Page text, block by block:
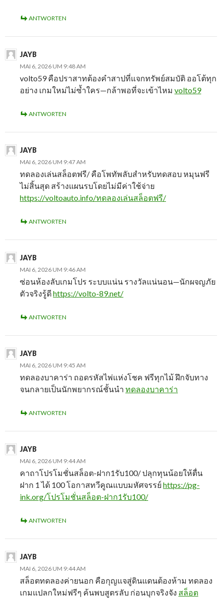
ANTWORTEN
JAYB
MAI 6, 2026 UM 9:48 AM
volto59 คือปราสาทต้องคำสาปที่แจกทรัพย์สมบัติ ออโต้ทุก
อย่าง เกมใหม่ไม่ซ้ำใคร—กล้าพอที่จะเข้าไหม volto59
ANTWORTEN
JAYB
MAI 6, 2026 UM 9:47 AM
ทดลองเล่นสล็อตฟรี/ คือโพทัพลับสำหรับทดสอบ หมุนฟรี
ไม่สิ้นสุด สร้างแผนรบโดยไม่มีค่าใช้จ่าย
https://voltoauto.info/ทดลองเล่นสล็อตฟรี/
ANTWORTEN
JAYB
MAI 6, 2026 UM 9:46 AM
ซ่อนห้องลับเกมโปร ระบบแน่น รางวัลแน่นอน—นักผจญภัย
ตัวจริงรู้ดีhttps://volto-89.net/
ANTWORTEN
JAYB
MAI 6, 2026 UM 9:45 AM
ทดลองบาคาร่า ถอดรหัสไพ่แห่งโชค ฟรีทุกไม้ ฝึกจับทาง
จนกลายเป็นนักพยากรณ์ชั้นนำ ทดลองบาคาร่า
ANTWORTEN
JAYB
MAI 6, 2026 UM 9:44 AM
คาถาโปรโมชั่นสล็อต-ฝาก1รับ100/ ปลุกทุนน้อยให้ตื่น
ฝาก 1 ได้ 100 โอกาสทวีคูณแบบมหัศจรรย์ https://pg-
ink.org/โปรโมชั่นสล็อต-ฝาก1รับ100/
ANTWORTEN
JAYB
MAI 6, 2026 UM 9:44 AM
สล็อตทดลองค่ายนอก คือกุญแจสู่ดินแดนต้องห้าม ทดลอง
เกมแปลกใหม่ฟรีๆ ค้นพบสูตรลับ ก่อนบุกจริงจัง สล็อต